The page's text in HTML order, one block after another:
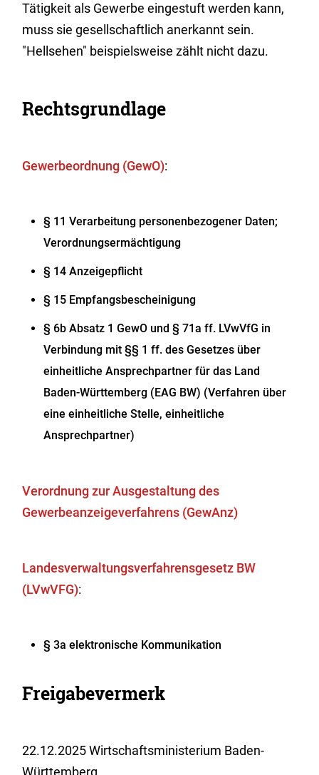
Tätigkeit als Gewerbe eingestuft werden kann,
muss sie gesellschaftlich anerkannt sein.
"Hellsehen" beispielsweise zählt nicht dazu.
Rechtsgrundlage
Gewerbeordnung (GewO):
§ 11 Verarbeitung personenbezogener Daten;
Verordnungsermächtigung
§ 14 Anzeigepflicht
§ 15 Empfangsbescheinigung
§ 6b Absatz 1 GewO und § 71a ff. LVwVfG in
Verbindung mit §§ 1 ff. des Gesetzes über
einheitliche Ansprechpartner für das Land
Baden-Württemberg (EAG BW) (Verfahren über
eine einheitliche Stelle, einheitliche
Ansprechpartner)
Verordnung zur Ausgestaltung des
Gewerbeanzeigeverfahrens (GewAnz)
Landesverwaltungsverfahrensgesetz BW
(LVwVFG):
§ 3a elektronische Kommunikation
Freigabevermerk
22.12.2025 Wirtschaftsministerium Baden-
Württemberg